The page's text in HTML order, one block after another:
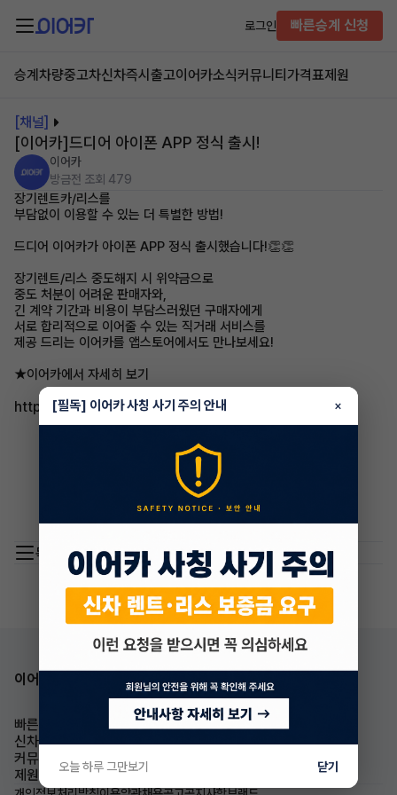
로그인 빠른승계 신청
승계차량중고차신차즉시출고이어카소식커뮤니티 가격표제원
[채널]
[이어카]드디어 아이폰 APP 정식 출시!
이어카
방금전 조회 479
장기렌트카/리스를
부담없이 이용할 수 있는 더 특별한 방법!
드디어 이어카가 아이폰 APP 정식 출시했습니다!👏👏
장기렌트/리스 중도해지 시 위약금으로
중도 처분이 어려운 판매자와,
긴 계약 기간과 비용이 부담스러웠던 구매자에게
서로 합리적으로 이어줄 수 있는 직거래 서비스를
제공 드리는 이어카를 앱스토어에서도 만나보세요!
★이어카에서 자세히 보기
http://go.eacar.co.kr/6049bf67e4338
목록 이동
이어카 앱 다운로드
빠른승계
승계차량
신차즉시출고
이어카소식
커뮤니티
제원
[필독] 이어카 사칭 사기 주의 안내 ×
오늘 하루 그만보기 닫기